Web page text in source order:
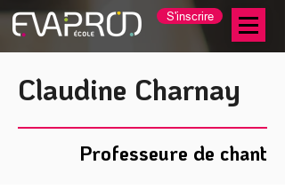
S'inscrire
Claudine Charnay
Professeure de chant